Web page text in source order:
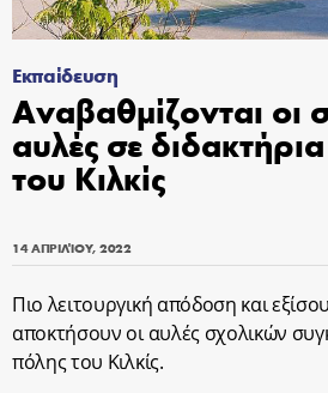
Εκπαίδευση
Αναβαθμίζονται οι
αυλές σε
του Κιλκίς
14 ΑΠΡΙΛΊΟΥ, 2022
Πιο λειτουργική απόδοση και
αποκτήσουν οι αυλές σχολικών
πόλης του Κιλκίς.